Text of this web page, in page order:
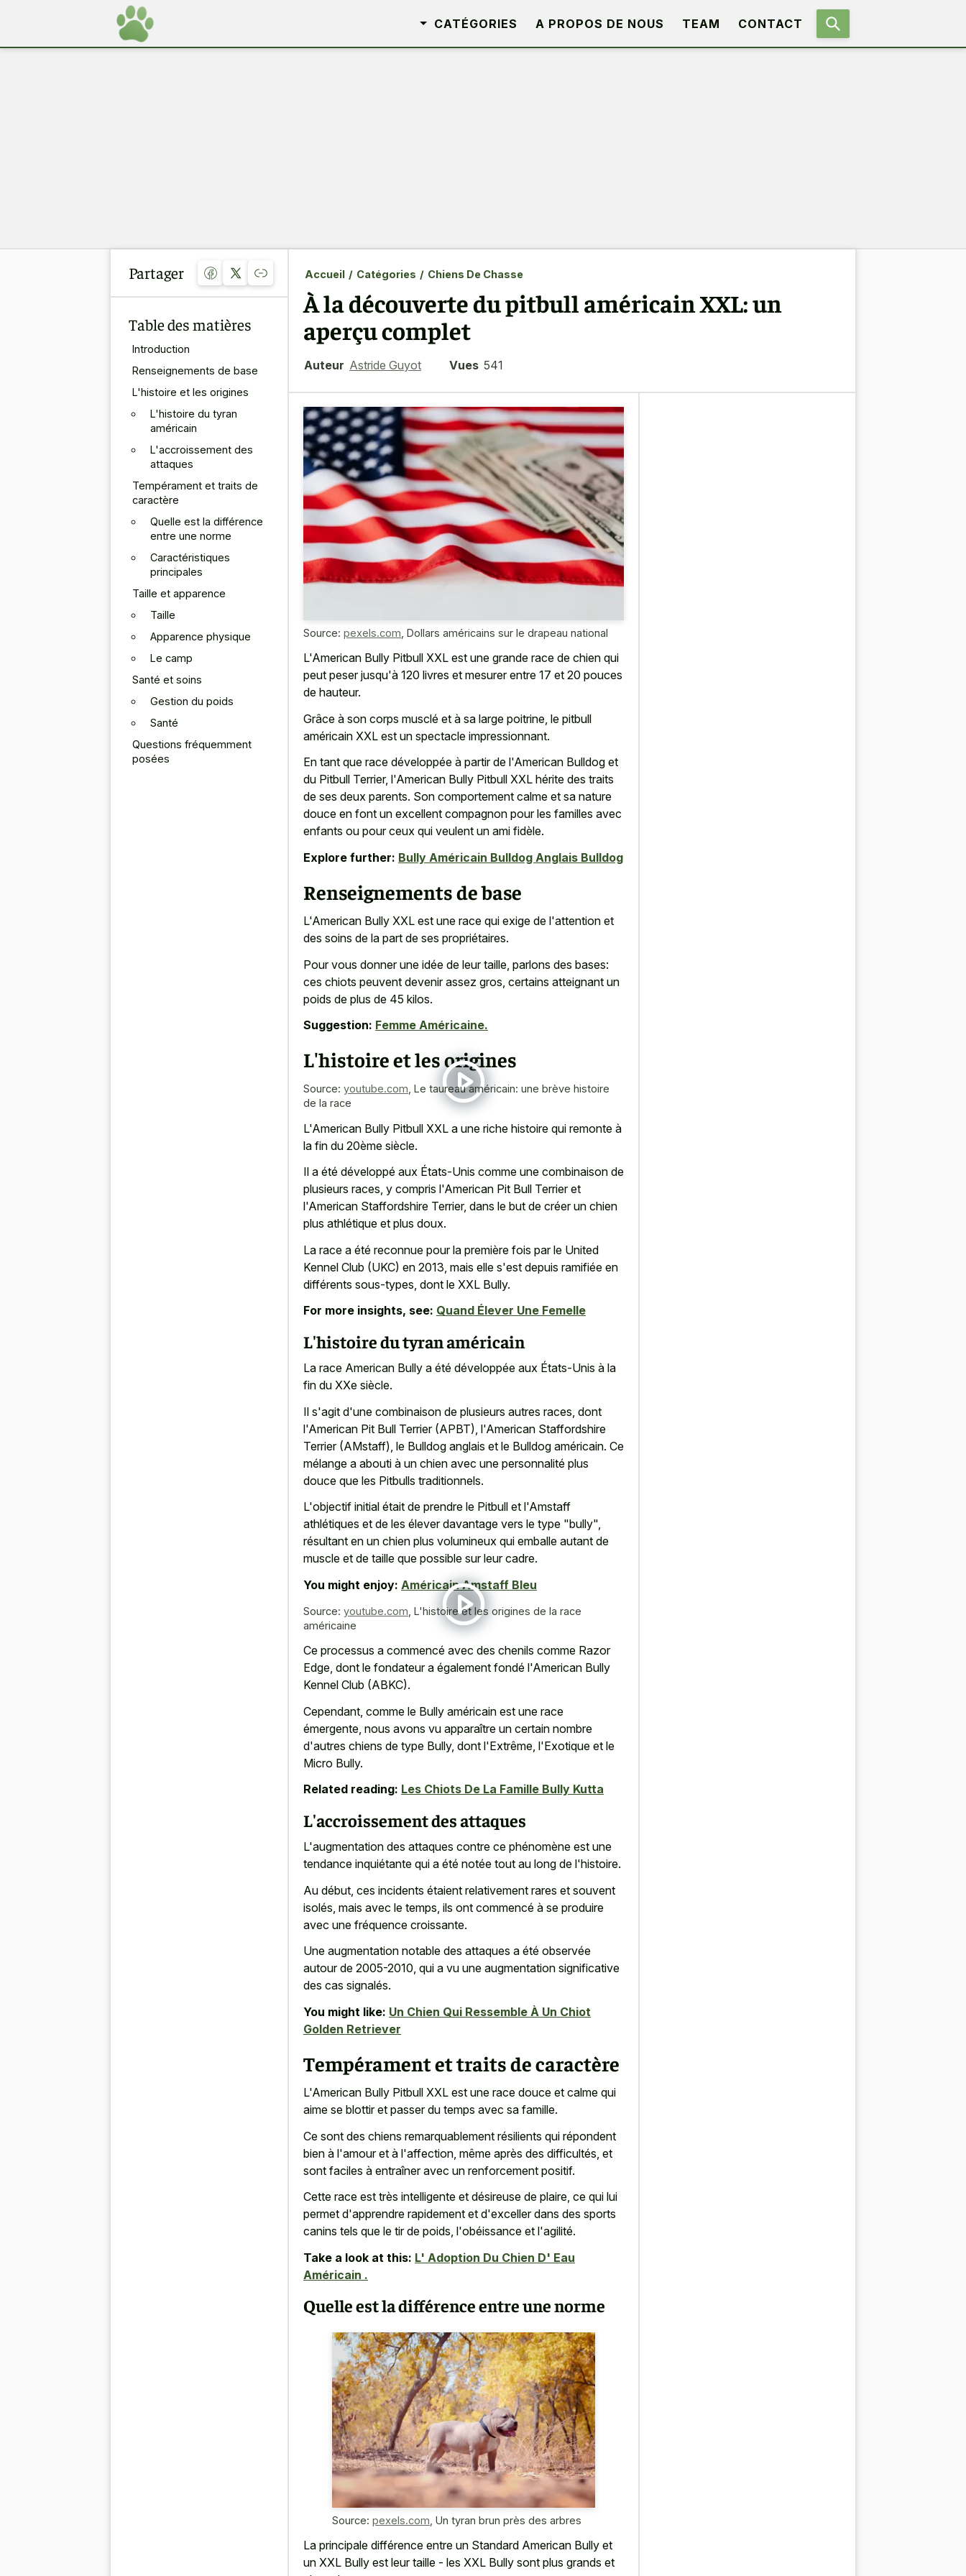
CATÉGORIES A PROPOS DE NOUS TEAM CONTACT
Partager
Table des matières
Introduction
Renseignements de base
L'histoire et les origines
L'histoire du tyran
américain
L'accroissement des
attaques
Tempérament et traits de
caractère
Quelle est la différence
entre une norme
Caractéristiques
principales
Taille et apparence
Taille
Apparence physique
Le camp
Santé et soins
Gestion du poids
Santé
Questions fréquemment
posées
Accueil / Catégories / Chiens De Chasse
À la découverte du pitbull américain XXL: un
aperçu complet
Auteur Astride Guyot Vues 541
Source: pexels.com Dollars américains sur le drapeau national
L'American Bully Pitbull XXL est une grande race de chien qui
peut peser jusqu'à 120 livres et mesurer entre 17 et 20 pouces
de hauteur.
Grâce à son corps musclé et à sa large poitrine, le pitbull
américain XXL est un spectacle impressionnant.
En tant que race développée à partir de l'American Bulldog et
du Pitbull Terrier, l'American Bully Pitbull XXL hérite des traits
de ses deux parents. Son comportement calme et sa nature
douce en font un excellent compagnon pour les familles avec
enfants ou pour ceux qui veulent un ami fidèle.
Explore further: Bully Américain Bulldog Anglais Bulldog
Renseignements de base
L'American Bully XXL est une race qui exige de l'attention et
des soins de la part de ses propriétaires.
Pour vous donner une idée de leur taille, parlons des bases:
ces chiots peuvent devenir assez gros, certains atteignant un
poids de plus de 45 kilos.
Suggestion: Femme Américaine.
L'histoire et les origines
Source: youtube.com Le taureau américain: une brève histoire
de la race
L'American Bully Pitbull XXL a une riche histoire qui remonte à
la fin du 20ème siècle.
Il a été développé aux États-Unis comme une combinaison de
plusieurs races, y compris l'American Pit Bull Terrier et
l'American Staffordshire Terrier, dans le but de créer un chien
plus athlétique et plus doux.
La race a été reconnue pour la première fois par le United
Kennel Club (UKC) en 2013, mais elle s'est depuis ramifiée en
différents sous-types, dont le XXL Bully.
For more insights, see: Quand Élever Une Femelle
L'histoire du tyran américain
La race American Bully a été développée aux États-Unis à la
fin du XXe siècle.
Il s'agit d'une combinaison de plusieurs autres races, dont
l'American Pit Bull Terrier (APBT), l'American Staffordshire
Terrier (AMstaff), le Bulldog anglais et le Bulldog américain. Ce
mélange a abouti à un chien avec une personnalité plus
douce que les Pitbulls traditionnels.
L'objectif initial était de prendre le Pitbull et l'Amstaff
athlétiques et de les élever davantage vers le type "bully",
résultant en un chien plus volumineux qui emballe autant de
muscle et de taille que possible sur leur cadre.
You might enjoy: Américain Amstaff Bleu
Source: youtube.com L'histoire et les origines de la race
américaine
Ce processus a commencé avec des chenils comme Razor
Edge, dont le fondateur a également fondé l'American Bully
Kennel Club (ABKC).
Cependant, comme le Bully américain est une race
émergente, nous avons vu apparaître un certain nombre
d'autres chiens de type Bully, dont l'Extrême, l'Exotique et le
Micro Bully.
Related reading: Les Chiots De La Famille Bully Kutta
L'accroissement des attaques
L'augmentation des attaques contre ce phénomène est une
tendance inquiétante qui a été notée tout au long de l'histoire.
Au début, ces incidents étaient relativement rares et souvent
isolés, mais avec le temps, ils ont commencé à se produire
avec une fréquence croissante.
Une augmentation notable des attaques a été observée
autour de 2005-2010, qui a vu une augmentation significative
des cas signalés.
You might like: Un Chien Qui Ressemble À Un Chiot
Golden Retriever
Tempérament et traits de caractère
L'American Bully Pitbull XXL est une race douce et calme qui
aime se blottir et passer du temps avec sa famille.
Ce sont des chiens remarquablement résilients qui répondent
bien à l'amour et à l'affection, même après des difficultés, et
sont faciles à entraîner avec un renforcement positif.
Cette race est très intelligente et désireuse de plaire, ce qui lui
permet d'apprendre rapidement et d'exceller dans des sports
canins tels que le tir de poids, l'obéissance et l'agilité.
Take a look at this: L' Adoption Du Chien D' Eau
Américain .
Quelle est la différence entre une norme
Source: pexels.com Un tyran brun près des arbres
La principale différence entre un Standard American Bully et
un XXL Bully est leur taille - les XXL Bully sont plus grands et